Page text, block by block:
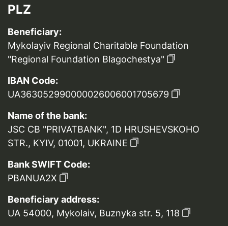
PLZ
Beneficiary:
Mykolayiv Regional Charitable Foundation
"Regional Foundation Blagochestya"
IBAN Code:
UA363052990000026006001705679
Name of the bank:
JSC CB "PRIVATBANK", 1D HRUSHEVSKOHO
STR., KYIV, 01001, UKRAINE
Bank SWIFT Code:
PBANUA2X
Beneficiary address:
UA 54000, Mykolaiv, Buznyka str. 5, 118